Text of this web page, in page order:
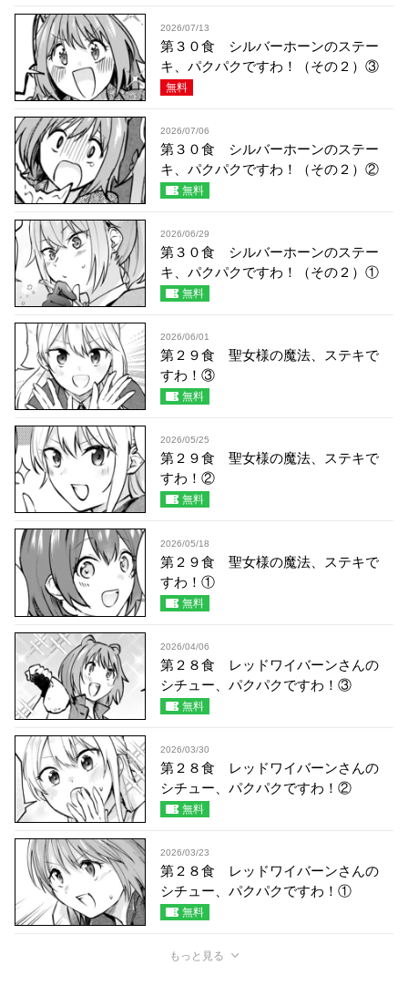
2026/07/13
第３０食 シルバーホーンのステー
キ、パクパクですわ！（その２）③
無料
2026/07/06
第３０食 シルバーホーンのステー
キ、パクパクですわ！（その２）②
無料
2026/06/29
第３０食 シルバーホーンのステー
キ、パクパクですわ！（その２）①
無料
2026/06/01
第２９食 聖女様の魔法、ステキで
すわ！③
無料
2026/05/25
第２９食 聖女様の魔法、ステキで
すわ！②
無料
2026/05/18
第２９食 聖女様の魔法、ステキで
すわ！①
無料
2026/04/06
第２８食 レッドワイバーンさんの
シチュー、パクパクですわ！③
無料
2026/03/30
第２８食 レッドワイバーンさんの
シチュー、パクパクですわ！②
無料
2026/03/23
第２８食 レッドワイバーンさんの
シチュー、パクパクですわ！①
無料
もっと見る